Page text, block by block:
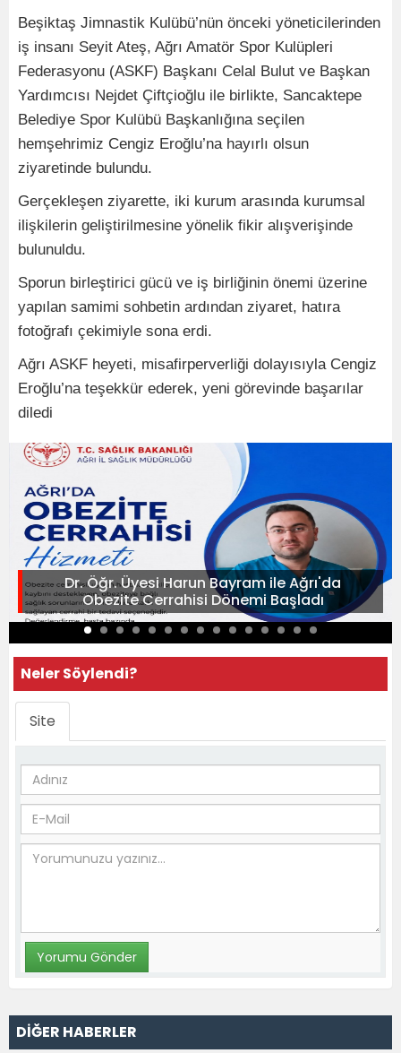
Beşiktaş Jimnastik Kulübü’nün önceki yöneticilerinden
iş insanı Seyit Ateş, Ağrı Amatör Spor Kulüpleri
Federasyonu (ASKF) Başkanı Celal Bulut ve Başkan
Yardımcısı Nejdet Çiftçioğlu ile birlikte, Sancaktepe
Belediye Spor Kulübü Başkanlığına seçilen
hemşehrimiz Cengiz Eroğlu’na hayırlı olsun
ziyaretinde bulundu.
Gerçekleşen ziyarette, iki kurum arasında kurumsal
ilişkilerin geliştirilmesine yönelik fikir alışverişinde
bulunuldu.
Sporun birleştirici gücü ve iş birliğinin önemi üzerine
yapılan samimi sohbetin ardından ziyaret, hatıra
fotoğrafı çekimiyle sona erdi.
Ağrı ASKF heyeti, misafirperverliği dolayısıyla Cengiz
Eroğlu’na teşekkür ederek, yeni görevinde başarılar
diledi
Dr. Öğr. Üyesi Harun Bayram ile Ağrı'da
Obezite Cerrahisi Dönemi Başladı
Neler Söylendi?
Site
DİĞER HABERLER